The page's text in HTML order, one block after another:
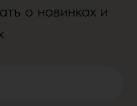
о новинках и